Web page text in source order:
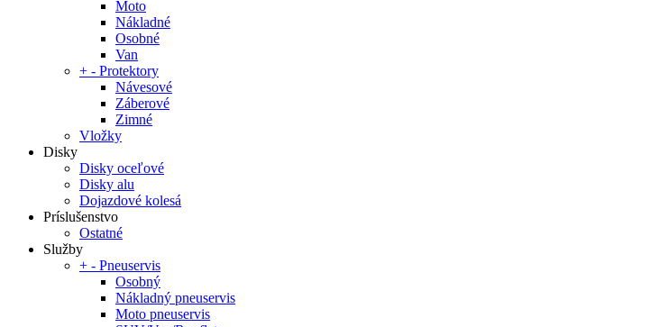
Moto
Nákladné
Osobné
Van
+ - Protektory
Návesové
Záberové
Zimné
Vložky
Disky
Disky oceľové
Disky alu
Dojazdové kolesá
Príslušenstvo
Ostatné
Služby
+ - Pneuservis
Osobný
Nákladný pneuservis
Moto pneuservis